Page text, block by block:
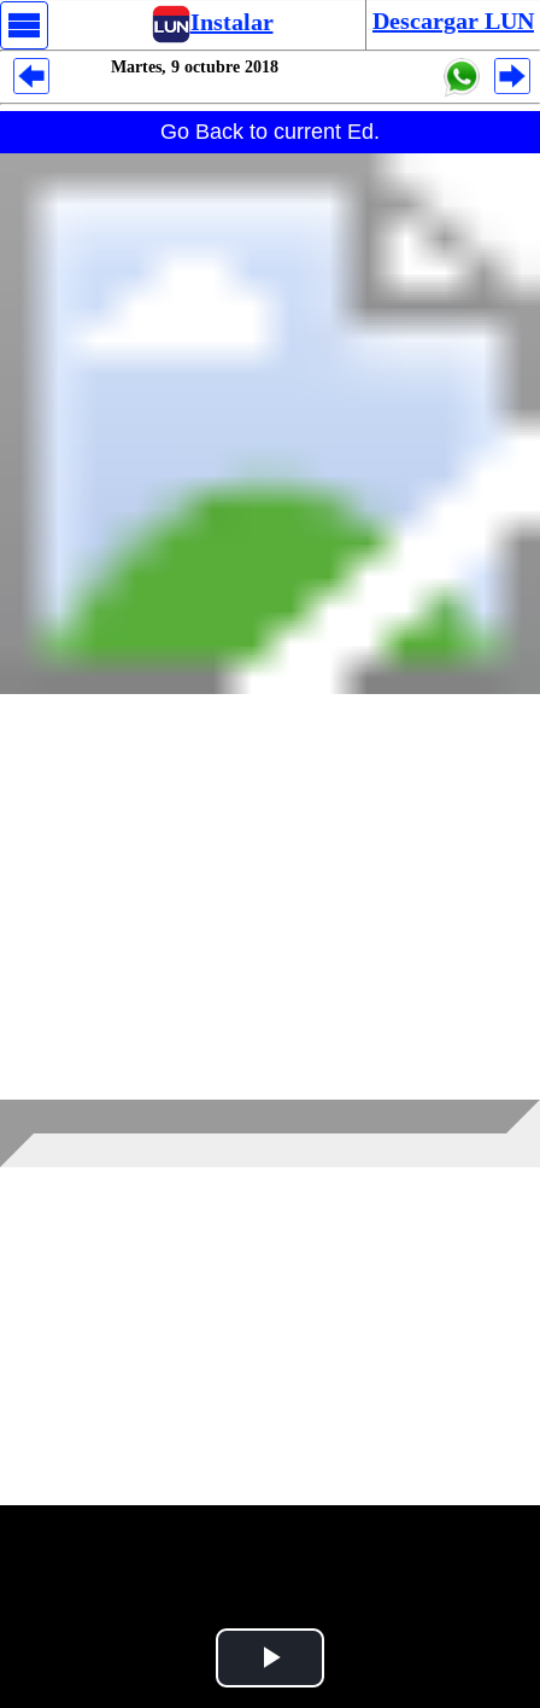
Instalar Descargar LUN
Martes, 9 octubre 2018
Go Back to current Ed.
Play
Despliegues Analytics
Despliegues Totales
Despliegues por Rubros